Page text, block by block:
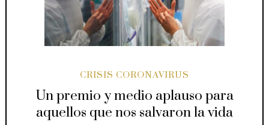
CRISIS CORONAVIRUS
Un premio y medio aplauso para
aquellos que nos salvaron la vida